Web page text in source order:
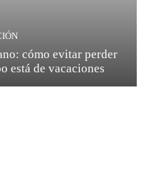
cómo evitar perder
está de vacaciones